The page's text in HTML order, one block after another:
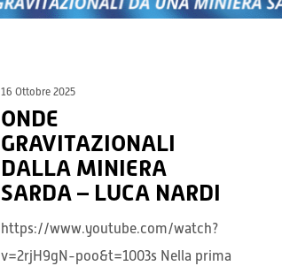
16 Ottobre 2025
ONDE
GRAVITAZIONALI
DALLA MINIERA
SARDA – LUCA NARDI
https://www.youtube.com/watch?
v=2rjH9gN-poo&t=1003s Nella prima